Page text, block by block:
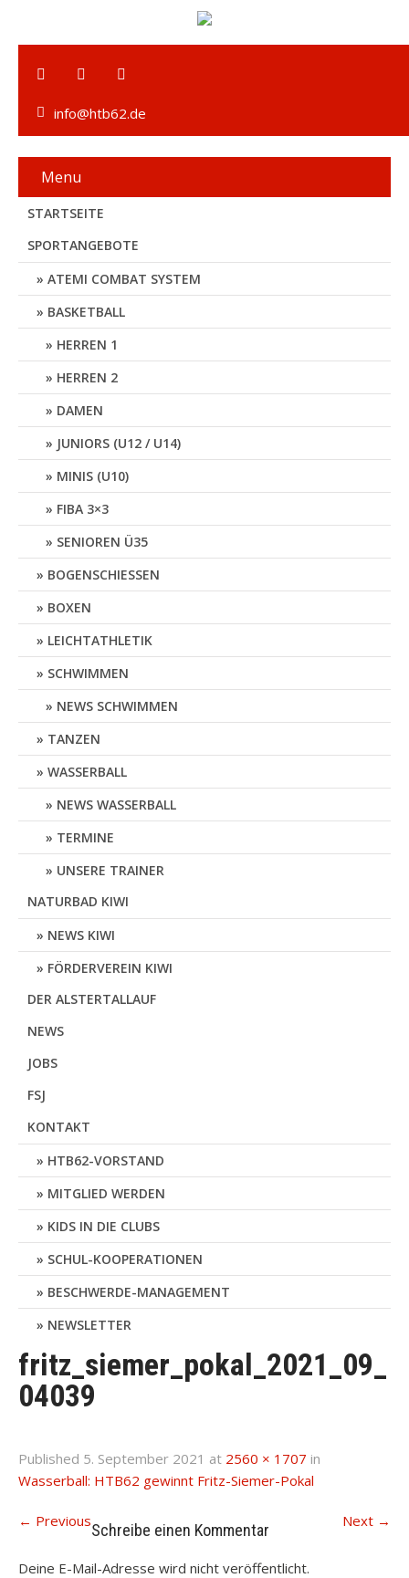
info@htb62.de
Menu
STARTSEITE
SPORTANGEBOTE
ATEMI COMBAT SYSTEM
BASKETBALL
HERREN 1
HERREN 2
DAMEN
JUNIORS (U12 / U14)
MINIS (U10)
FIBA 3×3
SENIOREN Ü35
BOGENSCHIESSEN
BOXEN
LEICHTATHLETIK
SCHWIMMEN
NEWS SCHWIMMEN
TANZEN
WASSERBALL
NEWS WASSERBALL
TERMINE
UNSERE TRAINER
NATURBAD KIWI
NEWS KIWI
FÖRDERVEREIN KIWI
DER ALSTERTALLAUF
NEWS
JOBS
FSJ
KONTAKT
HTB62-VORSTAND
MITGLIED WERDEN
KIDS IN DIE CLUBS
SCHUL-KOOPERATIONEN
BESCHWERDE-MANAGEMENT
NEWSLETTER
fritz_siemer_pokal_2021_09_
04039
Published 5. September 2021 at 2560 × 1707 in
Wasserball: HTB62 gewinnt Fritz-Siemer-Pokal
← Previous Next →
Schreibe einen Kommentar
Deine E-Mail-Adresse wird nicht veröffentlicht.